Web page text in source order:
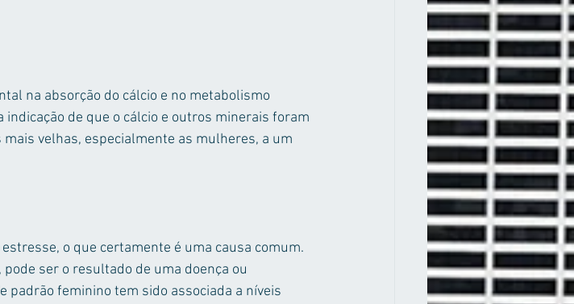
na absorção do cálcio e no metabolismo
de que o cálcio e outros minerais foram
velhas, especialmente as mulheres, a um
o que certamente é uma causa comum.
ser o resultado de uma doença ou
padrão feminino tem sido associada a níveis